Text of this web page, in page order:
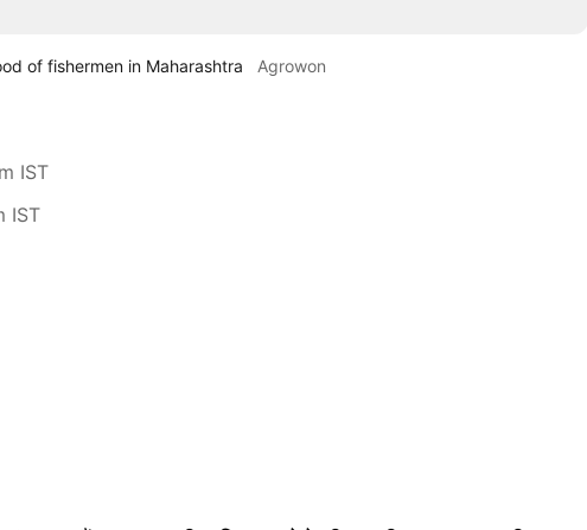
of fishermen in Maharashtra Agrowon
IST
IST